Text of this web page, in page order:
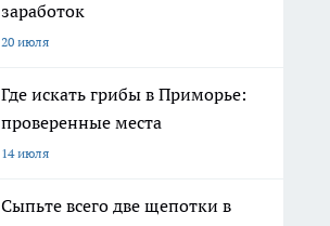
заработок
20 июля
Где искать грибы в Приморье:
проверенные места
14 июля
Сыпьте всего две щепотки в